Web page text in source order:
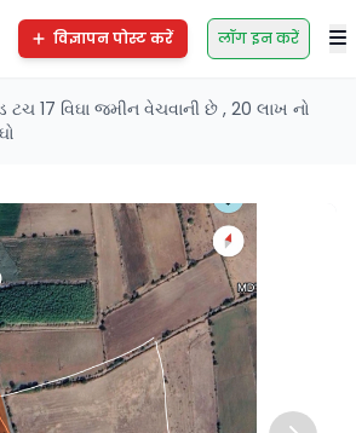
विज्ञापन पोस्ट करें लॉग इन करें
ટચ 17 વિઘા જમીન વેચવાની છે , 20 લાખ નો